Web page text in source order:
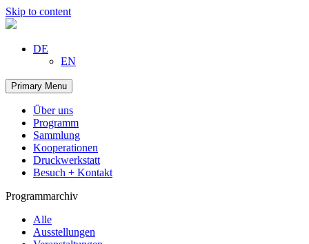
Skip to content
DE
EN
Primary Menu
Über uns
Programm
Sammlung
Kooperationen
Druckwerkstatt
Besuch + Kontakt
Programmarchiv
Alle
Ausstellungen